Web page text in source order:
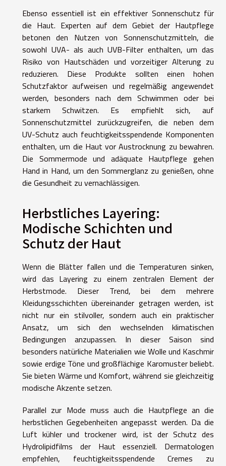
Ebenso essentiell ist ein effektiver Sonnenschutz für
die Haut. Experten auf dem Gebiet der Hautpflege
betonen den Nutzen von Sonnenschutzmitteln, die
sowohl UVA- als auch UVB-Filter enthalten, um das
Risiko von Hautschäden und vorzeitiger Alterung zu
reduzieren. Diese Produkte sollten einen hohen
Schutzfaktor aufweisen und regelmäßig angewendet
werden, besonders nach dem Schwimmen oder bei
starkem Schwitzen. Es empfiehlt sich, auf
Sonnenschutzmittel zurückzugreifen, die neben dem
UV-Schutz auch feuchtigkeitsspendende Komponenten
enthalten, um die Haut vor Austrocknung zu bewahren.
Die Sommermode und adäquate Hautpflege gehen
Hand in Hand, um den Sommerglanz zu genießen, ohne
die Gesundheit zu vernachlässigen.
Herbstliches Layering:
Modische Schichten und
Schutz der Haut
Wenn die Blätter fallen und die Temperaturen sinken,
wird das Layering zu einem zentralen Element der
Herbstmode. Dieser Trend, bei dem mehrere
Kleidungsschichten übereinander getragen werden, ist
nicht nur ein stilvoller, sondern auch ein praktischer
Ansatz, um sich den wechselnden klimatischen
Bedingungen anzupassen. In dieser Saison sind
besonders natürliche Materialien wie Wolle und Kaschmir
sowie erdige Töne und großflächige Karomuster beliebt.
Sie bieten Wärme und Komfort, während sie gleichzeitig
modische Akzente setzen.
Parallel zur Mode muss auch die Hautpflege an die
herbstlichen Gegebenheiten angepasst werden. Da die
Luft kühler und trockener wird, ist der Schutz des
Hydrolipidfilms der Haut essenziell. Dermatologen
empfehlen, feuchtigkeitsspendende Cremes zu